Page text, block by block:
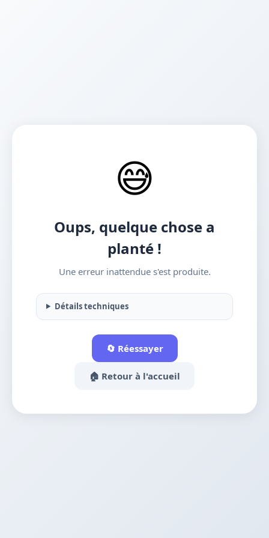
😅
Oups, quelque chose a
planté !
Une erreur inattendue s'est produite.
Détails techniques
🔄 Réessayer
🏠 Retour à l'accueil